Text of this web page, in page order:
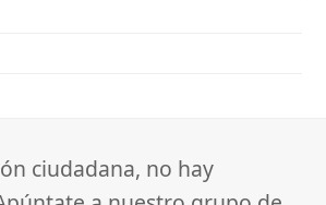
ciudadana, no hay